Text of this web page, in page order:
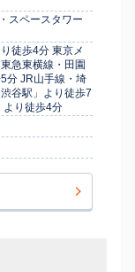
スペースタワー
徒歩4分 東京メ
急東横線・田園
分 JR山手線・埼
谷駅」より徒歩7
より徒歩4分